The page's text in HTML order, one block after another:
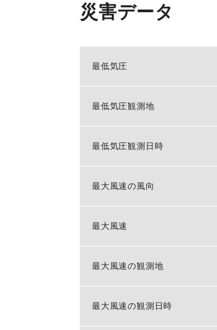
災害データ
最低気圧
最低気圧観測地
最低気圧観測日時
最大風速の風向
最大風速
最大風速の観測地
最大風速の観測日時